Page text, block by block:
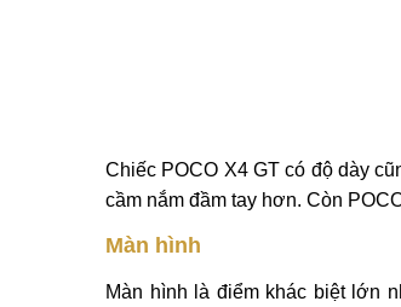
Chiếc POCO X4 GT có độ dày
cầm nắm đầm tay hơn. Còn
Màn hình
Màn hình là điểm khác biệt lớn